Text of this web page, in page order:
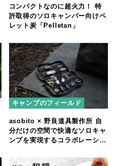
コンパクトなのに超火力！ 特
許取得のソロキャンパー向けペ
レット炭「Pelletan」
キャンプのフィールド
asobito × 野良道具製作所 自
分だけの空間で快適なソロキャ
ンプを実現するコラボレーショ